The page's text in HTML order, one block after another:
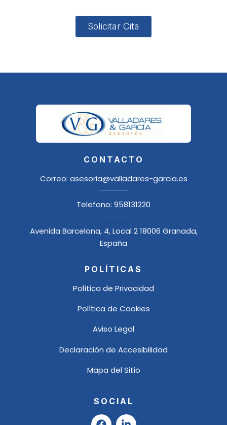
Solicitar Cita
CONTACTO
Correo: asesoria@valladares-garcia.es
Telefono: 958131220
Avenida Barcelona, 4, Local 2 18006 Granada,
España
POLÍTICAS
Política de Privacidad
Política de Cookies
Aviso Legal
Declaración de Accesibilidad
Mapa del Sitio
SOCIAL
F
L